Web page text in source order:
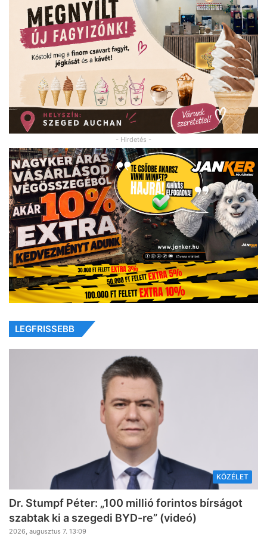
- Hirdetés -
LEGFRISSEBB
KÖZÉLET
Dr. Stumpf Péter: „100 millió forintos bírságot
szabtak ki a szegedi BYD-re” (videó)
2026, augusztus 7. 13:09